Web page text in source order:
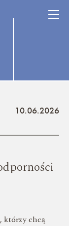
10.06.2026
którzy chcą